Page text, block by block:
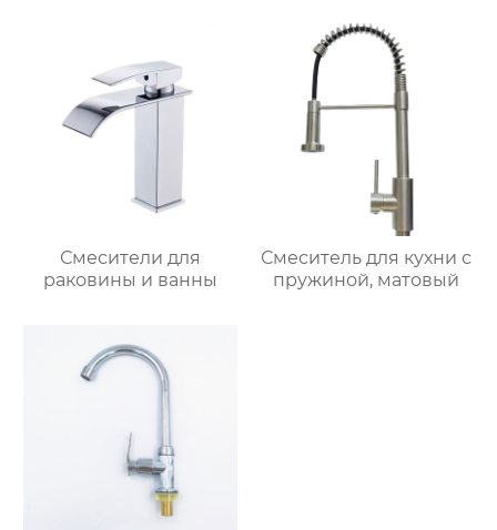
Смесители для
раковины и ванны
Смеситель для кухни с
пружиной, матовый